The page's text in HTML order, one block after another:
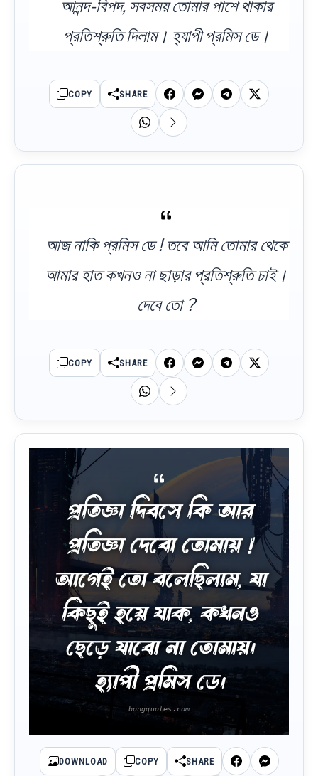
আনন্দ-বিপদ, সবসময় তোমার পাশে থাকার
প্রতিশ্রুতি দিলাম। হ্যাপী প্রমিস ডে।
COPY SHARE
আজ নাকি প্রমিস ডে ! তবে আমি তোমার থেকে
আমার হাত কখনও না ছাড়ার প্রতিশ্রুতি চাই।
দেবে তো ?
COPY SHARE
প্রতিজ্ঞা দিবসে কি আর
প্রতিজ্ঞা দেবো তোমায় !
আগেই তো বলেছিলাম, যা
কিছুই হয়ে যাক, কখনও
ছেড়ে যাবো না তোমায়।
হ্যাপী প্রমিস ডে।
DOWNLOAD COPY SHARE